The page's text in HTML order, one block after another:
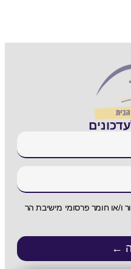
ו/או חומר פרסומי מישיבת הר
←